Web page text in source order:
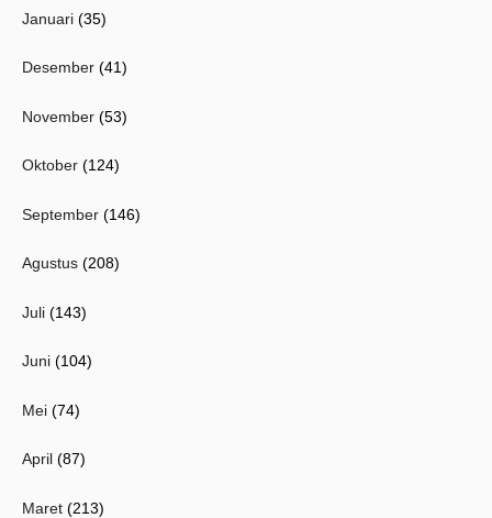
Januari (35)
Desember (41)
November (53)
Oktober (124)
September (146)
Agustus (208)
Juli (143)
Juni (104)
Mei (74)
April (87)
Maret (213)